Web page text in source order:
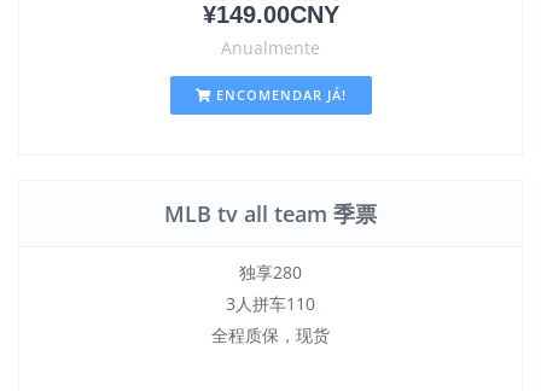
¥149.00CNY
Anualmente
ENCOMENDAR JÁ!
MLB tv all team 季票
独享280
3人拼车110
全程质保，现货